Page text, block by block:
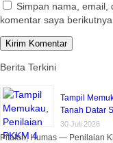
Simpan nama, email,
komentar saya
Berita Terkini
Tampil
Tanah Datar
30 Juli 2026
Pitalah, Humas — Penilaian